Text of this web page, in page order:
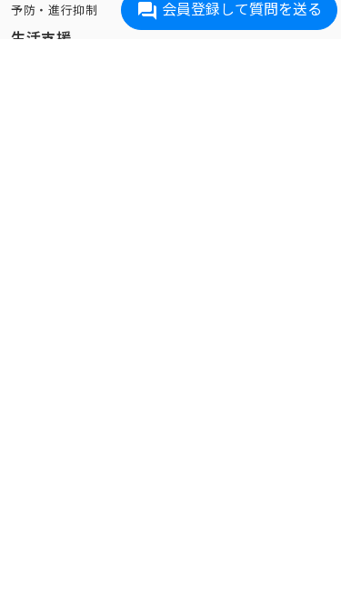
会員登録して質問を送る
予防・進行抑制
生活支援